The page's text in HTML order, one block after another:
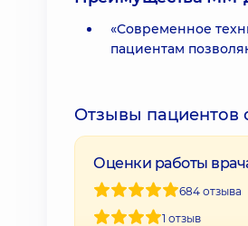
«Современное
пациентам
Отзывы пациентов
Оценки работы
684 отзыва
1 отзыв